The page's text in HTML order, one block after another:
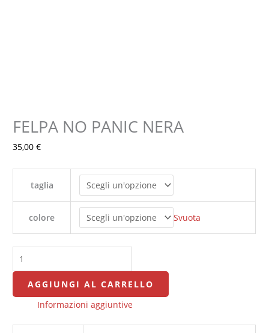
FELPA NO PANIC NERA
35,00€
taglia
colore Svuota
FELPA
PANIC
NERA
quantità
AGGIUNGI AL CARRELLO
Informazioni aggiuntive